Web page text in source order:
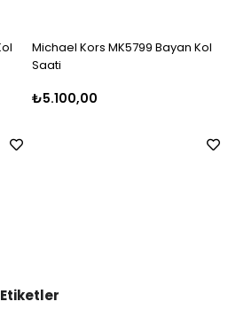
Michael Kors MK5799 Bayan Kol
Saati
₺5.100,00
Etiketler